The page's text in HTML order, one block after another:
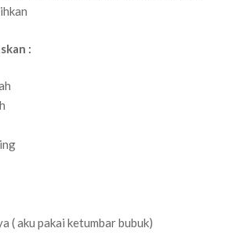
:
( aku pakai ketumbar bubuk)